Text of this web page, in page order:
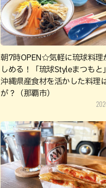
朝7時OPEN☆気軽に琉球料理
しめる！「琉球Styleまつもと
沖縄県産食材を活かした料理
が？（那覇市）